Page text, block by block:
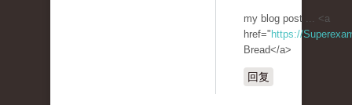
my blog post ... <a
href=" https://
Bread</a>
回复